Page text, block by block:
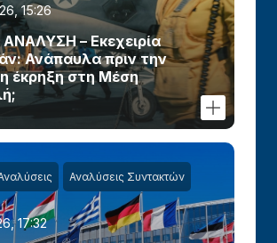
15:26
– Εκεχειρία
Ανάπαυλα πριν την
έκρηξη στη Μέση
Αναλύσεις Συντακτών
17:32